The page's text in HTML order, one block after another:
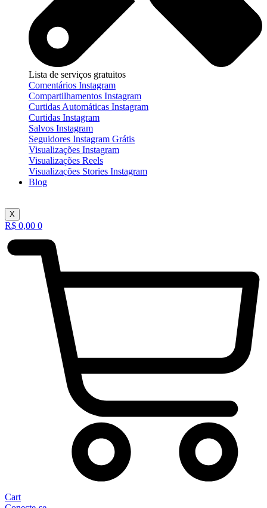
Lista de serviços gratuitos
Comentários Instagram
Compartilhamentos Instagram
Curtidas Automáticas Instagram
Curtidas Instagram
Salvos Instagram
Seguidores Instagram Grátis
Visualizações Instagram
Visualizações Reels
Visualizações Stories Instagram
Blog
X
R$ 0,00 0
Cart